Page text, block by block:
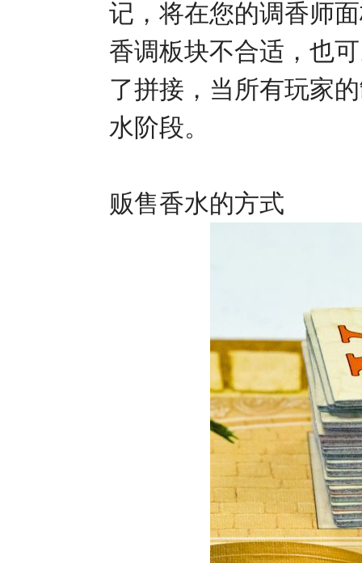
记，将在您的调香师
香调板块不合适，也
了拼接，当所有玩家
水阶段。
贩售香水的方式